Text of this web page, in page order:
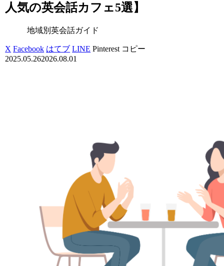
人気の英会話カフェ5選】
地域別英会話ガイド
X Facebook はてブ LINE Pinterest コピー
2025.05.262026.08.01